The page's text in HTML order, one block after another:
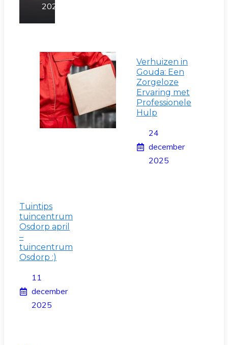
2025
Verhuizen in
Gouda: Een
Zorgeloze
Ervaring met
Professionele
Hulp
24
december
2025
Tuintips
tuincentrum
Osdorp april
–
tuincentrum
Osdorp :)
11
december
2025